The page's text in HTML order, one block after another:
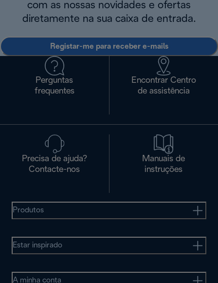
com as nossas novidades e ofertas
diretamente na sua caixa de entrada.
Registar-me para receber e-mails
Perguntas
frequentes
Encontrar Centro
de assistência
Precisa de ajuda?
Contacte-nos
Manuais de
instruções
Produtos
Estar inspirado
A minha conta